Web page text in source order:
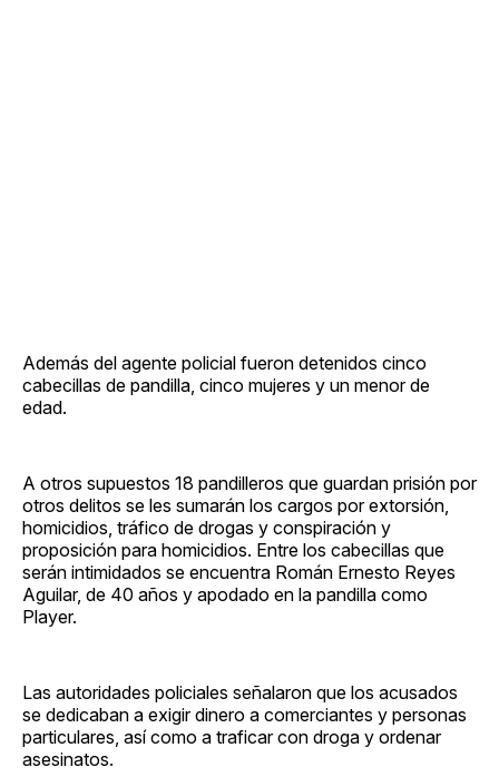
Además del agente policial fueron detenidos cinco
cabecillas de pandilla, cinco mujeres y un menor de
edad.
A otros supuestos 18 pandilleros que guardan prisión por
otros delitos se les sumarán los cargos por extorsión,
homicidios, tráfico de drogas y conspiración y
proposición para homicidios. Entre los cabecillas que
serán intimidados se encuentra Román Ernesto Reyes
Aguilar, de 40 años y apodado en la pandilla como
Player.
Las autoridades policiales señalaron que los acusados
se dedicaban a exigir dinero a comerciantes y personas
particulares, así como a traficar con droga y ordenar
asesinatos.